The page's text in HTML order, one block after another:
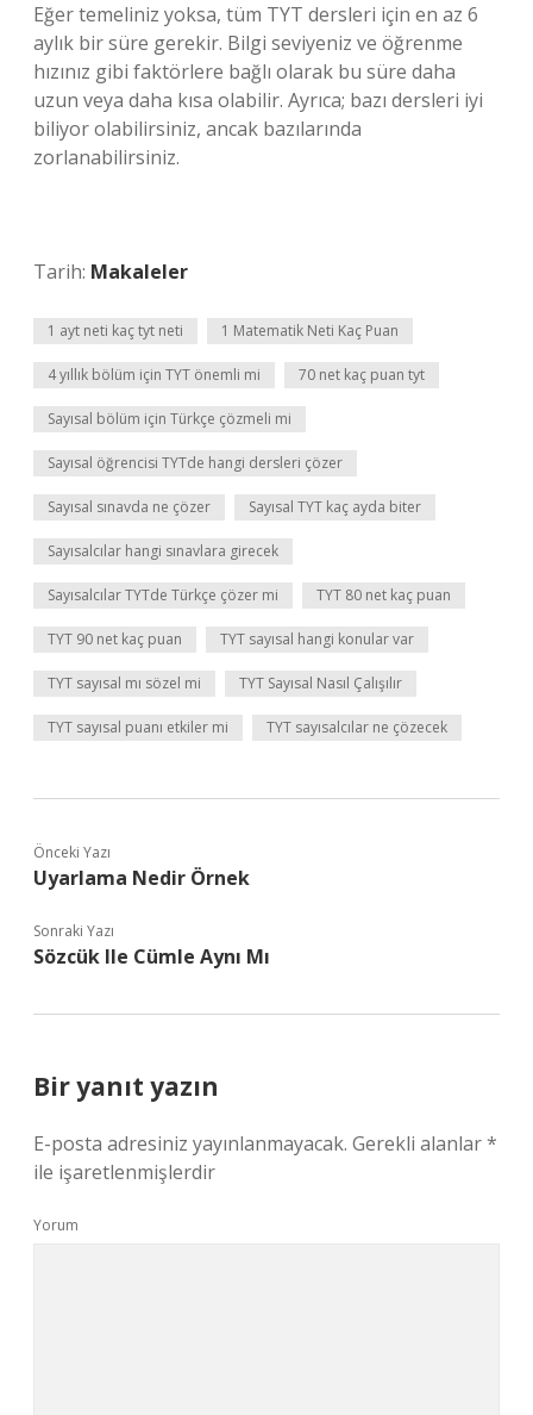
Eğer temeliniz yoksa, tüm TYT dersleri için en az 6
aylık bir süre gerekir. Bilgi seviyeniz ve öğrenme
hızınız gibi faktörlere bağlı olarak bu süre daha
uzun veya daha kısa olabilir. Ayrıca; bazı dersleri iyi
biliyor olabilirsiniz, ancak bazılarında
zorlanabilirsiniz.
Tarih: Makaleler
1 ayt neti kaç tyt neti 1 Matematik Neti Kaç Puan
4 yıllık bölüm için TYT önemli mi 70 net kaç puan tyt
Sayısal bölüm için Türkçe çözmeli mi
Sayısal öğrencisi TYTde hangi dersleri çözer
Sayısal sınavda ne çözer Sayısal TYT kaç ayda biter
Sayısalcılar hangi sınavlara girecek
Sayısalcılar TYTde Türkçe çözer mi TYT 80 net kaç puan
TYT 90 net kaç puan TYT sayısal hangi konular var
TYT sayısal mı sözel mi TYT Sayısal Nasıl Çalışılır
TYT sayısal puanı etkiler mi TYT sayısalcılar ne çözecek
Önceki Yazı
Uyarlama Nedir Örnek
Sonraki Yazı
Sözcük Ile Cümle Aynı Mı
Bir yanıt yazın
E-posta adresiniz yayınlanmayacak. Gerekli alanlar*
ile işaretlenmişlerdir
Yorum